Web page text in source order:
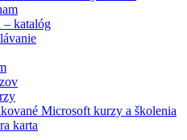
– katalóg
Microsoft kurzy a školenia
karta